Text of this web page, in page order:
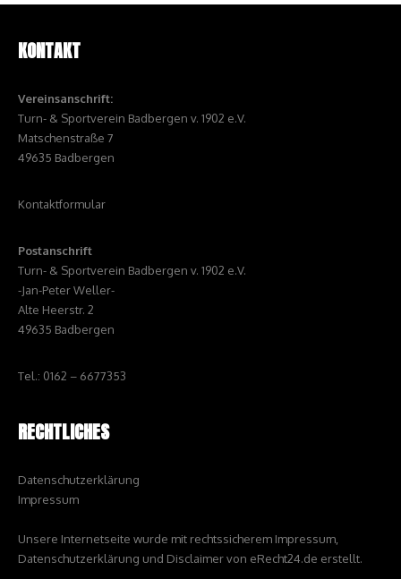
KONTAKT
Vereinsanschrift:
Turn- & Sportverein Badbergen v. 1902 e.V.
Matschenstraße 7
49635 Badbergen
Kontaktformular
Postanschrift
Turn- & Sportverein Badbergen v. 1902 e.V.
-Jan-Peter Weller-
Alte Heerstr. 2
49635 Badbergen
Tel.: 0162 – 6677353
RECHTLICHES
Datenschutzerklärung
Impressum
Unsere Internetseite wurde mit rechtssicherem Impressum,
Datenschutzerklärung und Disclaimer von eRecht24.de erstellt.